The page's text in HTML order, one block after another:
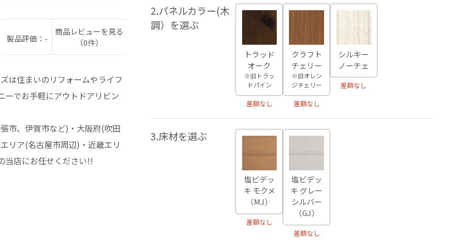
製品評価：-
商品レビューを見る
（0件）
は住まいのリフォームやライフ
ーでお手軽にアウトドアリビン
市、伊賀市など)・大阪府(吹田
リア(名古屋市周辺)・近畿エリ
当店にお任せください!!
2.パネルカラー(木
調）を選ぶ
トラッド
オーク
※旧トラッ
ドパイン
差額なし
クラフト
チェリー
※旧オレン
ジチェリー
差額なし
シルキー
ノーチェ
差額なし
3.床材を選ぶ
塩ビデッ
キ モクメ
（MJ）
差額なし
塩ビデッ
キ グレー
シルバー
（GJ）
差額なし